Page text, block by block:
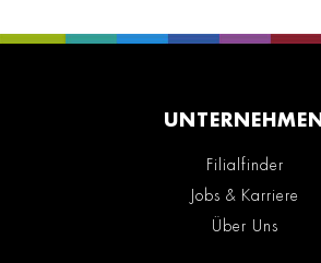
UNTERNEHMEN
Filialfinder
Jobs & Karriere
Über Uns